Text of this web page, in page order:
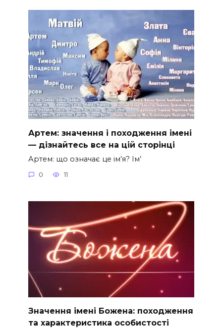
Артем: значення і походження імені
— дізнайтесь все на цій сторінці
Артем: що означає це ім’я? Ім’
0 11
Значення імені Божена: походження
та характеристика особистості